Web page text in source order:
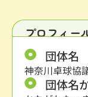
プロフィー
団体名
神奈川卓球協
団体名